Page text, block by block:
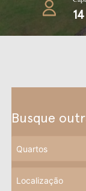
14
Busque